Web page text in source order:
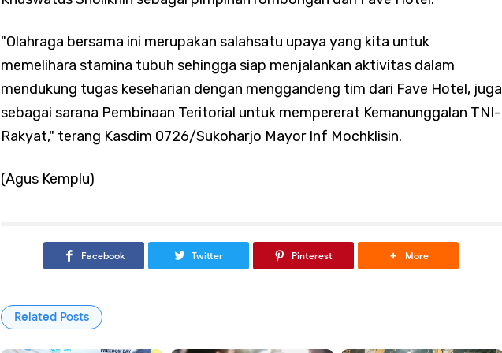
Tangkal Hoaks
Babinsa Koramil 02/Tambora Dampingi Siskamling di Duri Selatan, Perkuat Keamanan
Titik Rawan
"Olahraga bersama ini merupakan salahsatu upaya yang kita untuk
memelihara stamina tubuh sehingga siap menjalankan aktivitas dalam
mendukung tugas keseharian dengan menggandeng tim dari Fave Hotel, juga
sebagai sarana Pembinaan Teritorial untuk mempererat Kemanunggalan TNI-
Rakyat," terang Kasdim 0726/Sukoharjo Mayor Inf Mochklisin.
(Agus Kemplu)
Facebook Twitter Pinterest More
Related Posts